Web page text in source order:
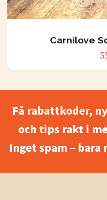
Carnilove
Få rabattkoder,
och tips rakt i
Inget spam – bara